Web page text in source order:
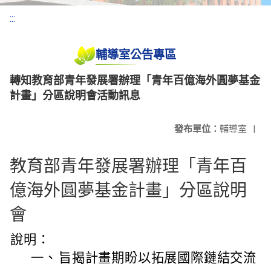
:::
輔導室公告專區
轉知教育部青年發展署辦理「青年百億海外圓夢基金
計畫」分區說明會活動訊息
發布單位： 輔導室 |
教育部青年發展署辦理「青年百
億海外圓夢基金計畫」分區說明
會
說明：
一、 旨揭計畫期盼以拓展國際鏈結交流